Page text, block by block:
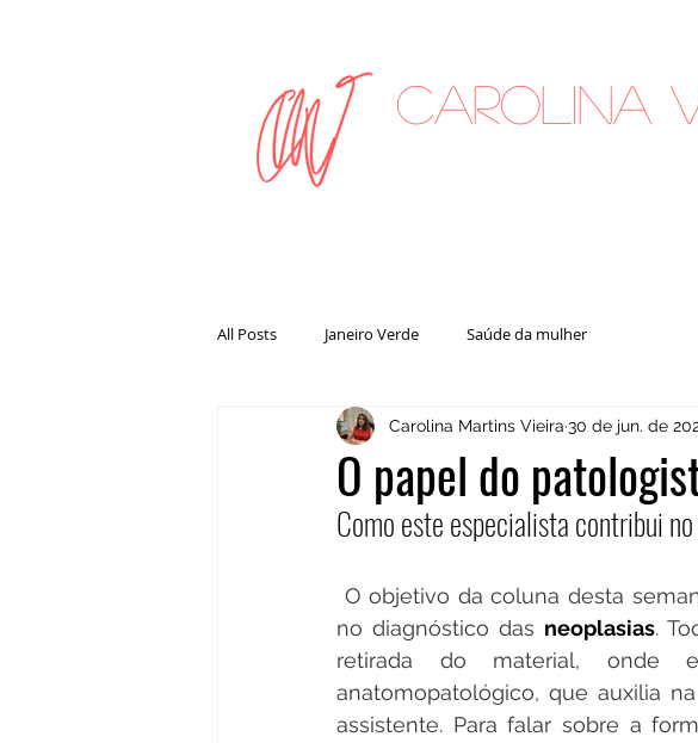
Carolina
All Posts Janeiro Verde Saúde da mulher
O papel do
Carolina Martins Vieira 30 de jun. de
Como este especialista contribui
O objetivo da coluna desta
no diagnóstico das neoplasias.
retirada do material, onde
anatomopatológico, que auxilia
assistente. Para falar sobre a